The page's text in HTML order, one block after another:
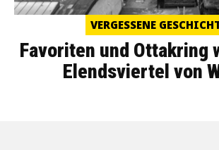
VERGESSENE
Favoriten und Ottakring
Elendsviertel von